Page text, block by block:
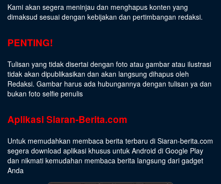
Kami akan segera meninjau dan menghapus konten yang
dimaksud sesuai dengan kebijakan dan pertimbangan redaksi.
PENTING!
Tulisan yang tidak disertai dengan foto atau gambar atau ilustrasi
tidak akan dipublikasikan dan akan langsung dihapus oleh
Redaksi. Gambar harus ada hubungannya dengan tulisan ya dan
bukan foto selfie penulis
Aplikasi Siaran-Berita.com
Untuk memudahkan membaca berita terbaru di Siaran-berita.com
segera download aplikasi khusus untuk Android di Google Play
dan nikmati kemudahan membaca berita langsung dari gadget
Anda